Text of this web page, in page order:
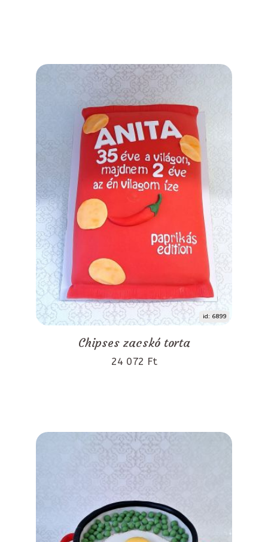
id: 6899
Chipses zacskó torta
24 072 Ft